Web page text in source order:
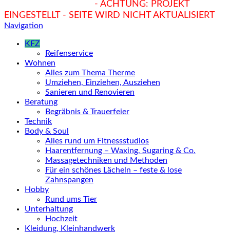
- ACHTUNG: PROJEKT
EINGESTELLT - SEITE WIRD NICHT AKTUALISIERT
Navigation
KFZ
Reifenservice
Wohnen
Alles zum Thema Therme
Umziehen, Einziehen, Ausziehen
Sanieren und Renovieren
Beratung
Begräbnis & Trauerfeier
Technik
Body & Soul
Alles rund um Fitnessstudios
Haarentfernung – Waxing, Sugaring & Co.
Massagetechniken und Methoden
Für ein schönes Lächeln – feste & lose
Zahnspangen
Hobby
Rund ums Tier
Unterhaltung
Hochzeit
Kleidung, Kleinhandwerk